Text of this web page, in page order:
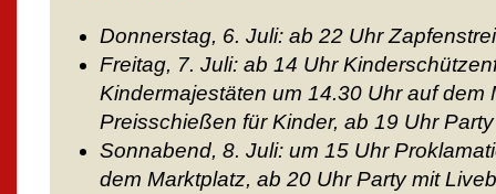
Donnerstag, 6. Juli: ab 22 Uhr
Freitag, 7. Juli: ab 14 Uhr
Kindermajestäten um 14.30 Uhr auf dem
Preisschießen für Kinder, ab 19 Uhr
Sonnabend, 8. Juli: um 15 Uhr
dem Marktplatz, ab 20 Uhr Party mit